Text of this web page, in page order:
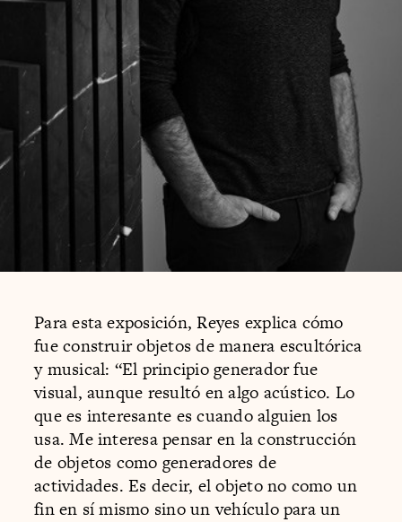
Para esta exposición, Reyes explica cómo
fue construir objetos de manera escultórica
y musical: “El principio generador fue
visual, aunque resultó en algo acústico. Lo
que es interesante es cuando alguien los
usa. Me interesa pensar en la construcción
de objetos como generadores de
actividades. Es decir, el objeto no como un
fin en sí mismo sino un vehículo para un